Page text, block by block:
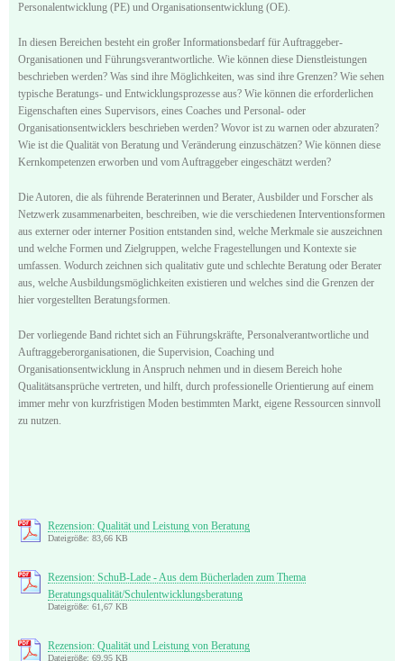
Personalentwicklung (PE) und Organisationsentwicklung (OE).
In diesen Bereichen besteht ein großer Informationsbedarf für Auftraggeber-
Organisationen und Führungsverantwortliche. Wie können diese Dienstleistungen
beschrieben werden? Was sind ihre Möglichkeiten, was sind ihre Grenzen? Wie sehen
typische Beratungs- und Entwicklungsprozesse aus? Wie können die erforderlichen
Eigenschaften eines Supervisors, eines Coaches und Personal- oder
Organisationsentwicklers beschrieben werden? Wovor ist zu warnen oder abzuraten?
Wie ist die Qualität von Beratung und Veränderung einzuschätzen? Wie können diese
Kernkompetenzen erworben und vom Auftraggeber eingeschätzt werden?
Die Autoren, die als führende Beraterinnen und Berater, Ausbilder und Forscher als
Netzwerk zusammenarbeiten, beschreiben, wie die verschiedenen Interventionsformen
aus externer oder interner Position entstanden sind, welche Merkmale sie auszeichnen
und welche Formen und Zielgruppen, welche Fragestellungen und Kontexte sie
umfassen. Wodurch zeichnen sich qualitativ gute und schlechte Beratung oder Berater
aus, welche Ausbildungsmöglichkeiten existieren und welches sind die Grenzen der
hier vorgestellten Beratungsformen.
Der vorliegende Band richtet sich an Führungskräfte, Personalverantwortliche und
Auftraggeberorganisationen, die Supervision, Coaching und
Organisationsentwicklung in Anspruch nehmen und in diesem Bereich hohe
Qualitätsansprüche vertreten, und hilft, durch professionelle Orientierung auf einem
immer mehr von kurzfristigen Moden bestimmten Markt, eigene Ressourcen sinnvoll
zu nutzen.
Rezension: Qualität und Leistung von Beratung
Dateigröße: 83,66 KB
Rezension: SchuB-Lade - Aus dem Bücherladen zum Thema
Beratungsqualität/Schulentwicklungsberatung
Dateigröße: 61,67 KB
Rezension: Qualität und Leistung von Beratung
Dateigröße: 69,95 KB